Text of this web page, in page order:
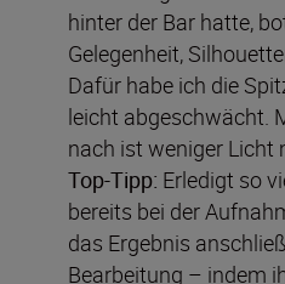
hinter der Bar hatte,
Gelegenheit,
Dafür habe ich die
leicht abgeschwächt.
nach ist weniger Licht
Top-Tipp: Erledigt so
bereits bei der
das Ergebnis
Bearbeitung – indem